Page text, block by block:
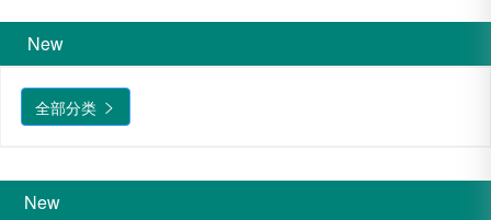
New
全部分类 
New